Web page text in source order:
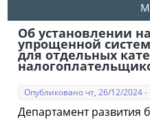
Об установлении
упрощенной
для отдельных
Опубликовано чт, 26/12/2024
Департамент развития